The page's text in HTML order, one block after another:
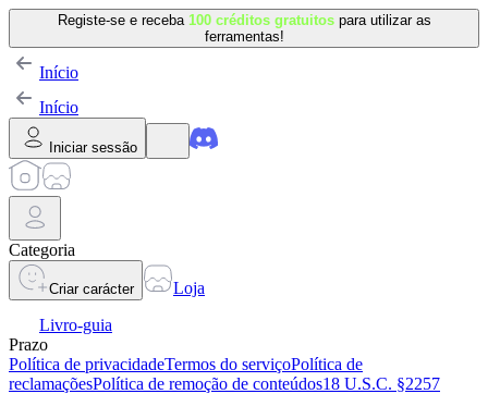
Registe-se e receba 100 créditos gratuitos para utilizar as
ferramentas!
Início
Início
Iniciar sessão
Categoria
Criar carácter
Loja
Livro-guia
Prazo
Política de privacidadeTermos do serviçoPolítica de
reclamaçõesPolítica de remoção de conteúdos18 U.S.C. §2257